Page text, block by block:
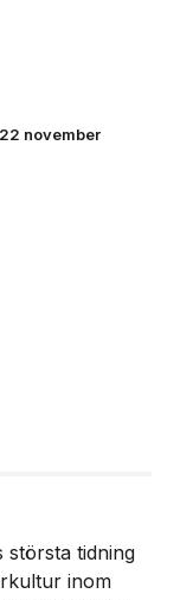
november
största tidning
inom